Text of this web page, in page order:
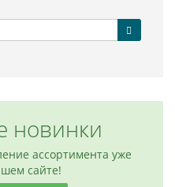
новинки
ассортимента уже
сайте!